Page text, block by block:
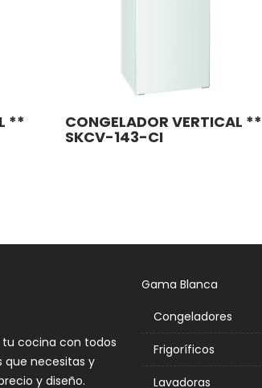
** CONGELADOR VERTICAL **
SKCV-143-CI
tu cocina con todos
que necesitas y
y diseño.
Gama Blanca
Congeladores
Frigoríficos
Lavadoras